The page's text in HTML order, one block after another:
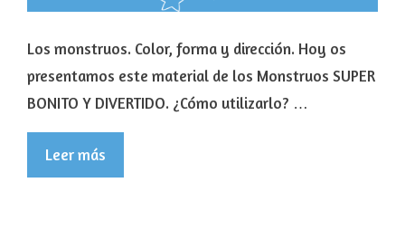
Los monstruos. Color, forma y dirección. Hoy os
presentamos este material de los Monstruos SUPER
BONITO Y DIVERTIDO. ¿Cómo utilizarlo? …
Leer más